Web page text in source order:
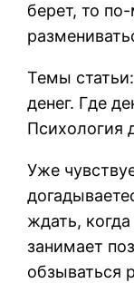
берет, то
Темы
денег. Где
Психология
Уже
ждать,
занимает
обзываться